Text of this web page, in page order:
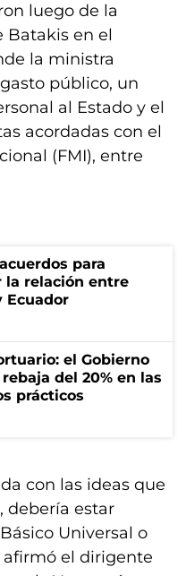
luego de la
Batakis en el
la ministra
público, un
al Estado y el
acordadas con el
(FMI), entre
para
la relación entre
Ecuador
el Gobierno
del 20% en las
prácticos
con las ideas que
debería estar
Universal o
afirmó el dirigente